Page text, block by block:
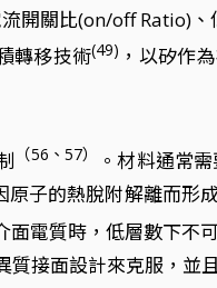
開關比(on/off Ratio)
轉移技術(49) ，以矽作
（56、57）
。材料通常
子的熱脫附解離而形
電質時，低層數下不
接面設計來克服，並